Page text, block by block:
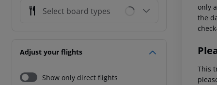
Select board types
Adjust your flights
Show only direct flights
only
the
This